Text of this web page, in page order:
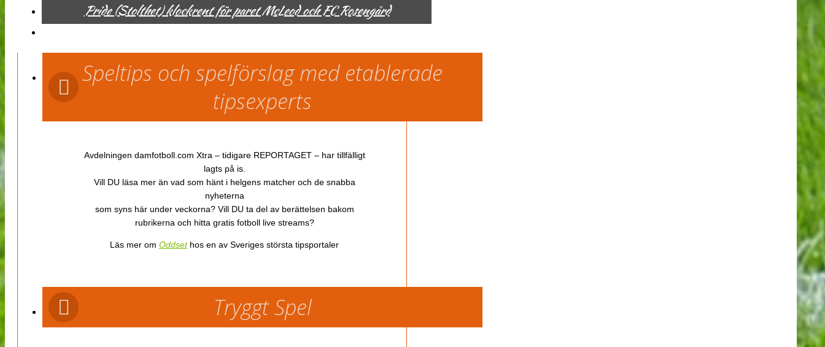
Pride (Stolthet) klockrent för paret McLeod och FC Rosengård
Speltips och spelförslag med etablerade
tipsexperts
Avdelningen damfotboll.com Xtra – tidigare REPORTAGET – har tillfälligt
lagts på is.
Vill DU läsa mer än vad som hänt i helgens matcher och de snabba
nyheterna
som syns här under veckorna? Vill DU ta del av berättelsen bakom
rubrikerna och hitta gratis fotboll live streams?
Läs mer om Oddsethos en av Sveriges största tipsportaler
Tryggt Spel